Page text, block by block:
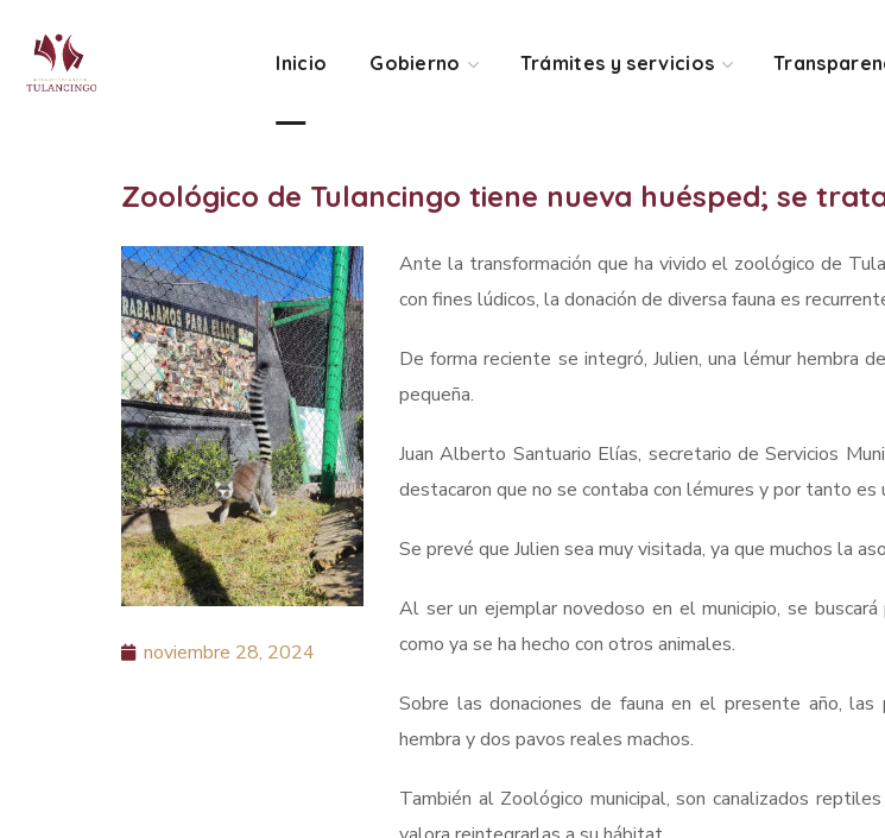
Inicio Gobierno Trámites y servicios
Zoológico de Tulancingo tiene nueva huésped; se
noviembre 28, 2024
Ante la transformación que ha vivido el zoológico de
con fines lúdicos, la donación de diversa fauna es
De forma reciente se integró, Julien, una lémur hembra
pequeña.
Juan Alberto Santuario Elías, secretario de Servicios
destacaron que no se contaba con lémures y por tanto es
Se prevé que Julien sea muy visitada, ya que muchos la
Al ser un ejemplar novedoso en el municipio, se
como ya se ha hecho con otros animales.
Sobre las donaciones de fauna en el presente año,
hembra y dos pavos reales machos.
También al Zoológico municipal, son canalizados